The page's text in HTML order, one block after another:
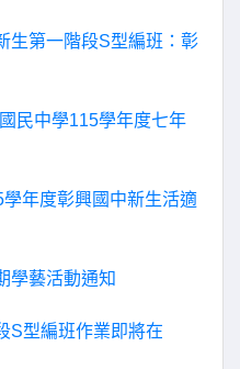
生第一階段S型編班：彰
民中學115學年度七年
學年度彰興國中新生活適
學藝活動通知
S型編班作業即將在